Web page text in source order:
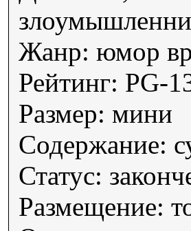
Жанр: юмор
Рейтинг: PG-
Размер: мини
Содержание:
Статус:
Размещение: